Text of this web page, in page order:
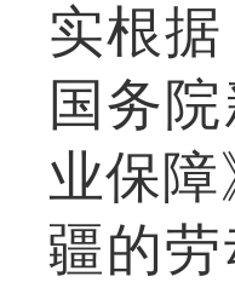
实根
国务
业保
疆的